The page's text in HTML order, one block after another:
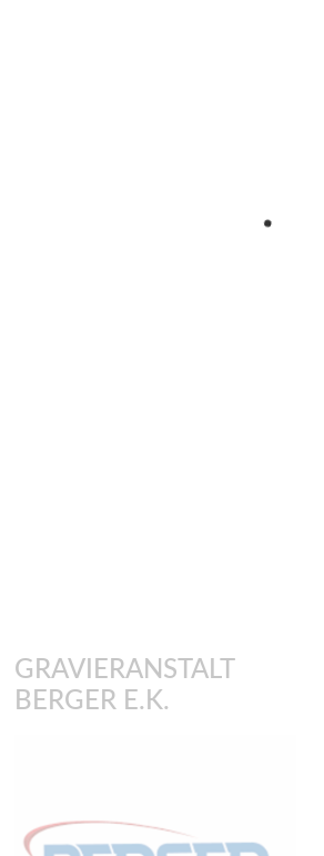
GRAVIERANSTALT
BERGER E.K.